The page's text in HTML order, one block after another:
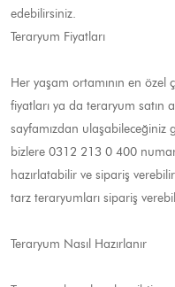
edebilirsiniz.
Teraryum Fiyatları
Her yaşam ortamının en özel
fiyatları ya da teraryum satın
sayfamızdan ulaşabileceğiniz
bizlere 0312 213 0 400
hazırlatabilir ve sipariş
tarz teraryumları sipariş
Teraryum Nasıl Hazırlanır